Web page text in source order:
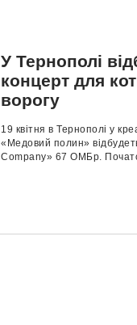
У Тернополі
концерт для
ворогу
19 квітня в Тернополі у
«Медовий полин»
Company» 67 ОМБр.